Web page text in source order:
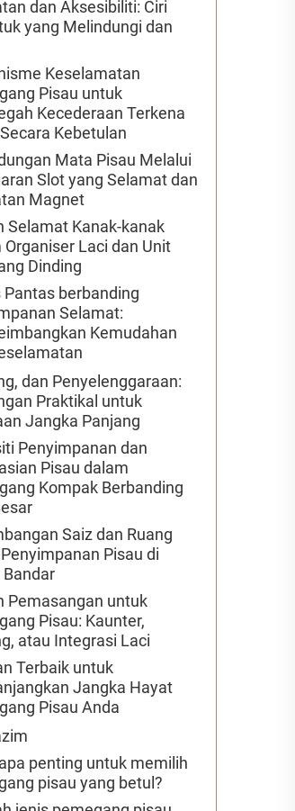
dan Aksesibiliti: Ciri
yang Melindungi dan
Keselamatan
Pisau untuk
Kecederaan Terkena
Kebetulan
Mata Pisau Melalui
Slot yang Selamat dan
Magnet
Selamat Kanak-kanak
Organiser Laci dan Unit
Dinding
Pantas berbanding
Selamat:
Kemudahan
dan Penyelenggaraan:
Praktikal untuk
Jangka Panjang
Penyimpanan dan
Pisau dalam
Kompak Berbanding
Saiz dan Ruang
Pisau di
Bandar
Pemasangan untuk
Pisau: Kaunter,
atau Integrasi Laci
Terbaik untuk
Jangka Hayat
Pisau Anda
penting untuk memilih
pisau yang betul?